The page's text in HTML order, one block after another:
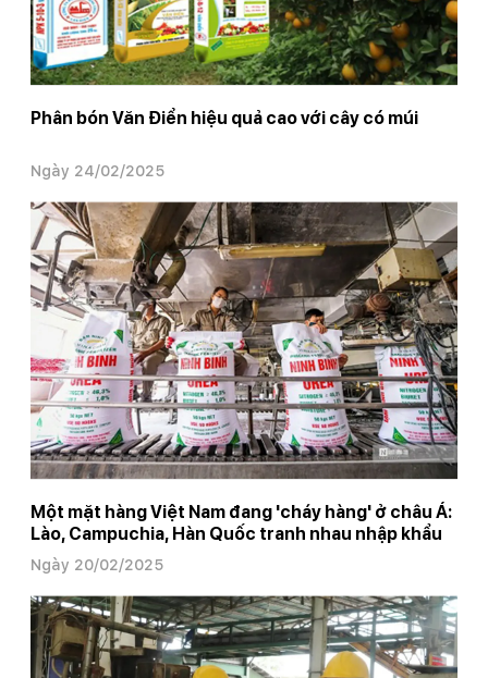
Phân bón Văn Điển hiệu quả cao với cây có múi
Ngày 24/02/2025
Một mặt hàng Việt Nam đang 'cháy hàng' ở châu Á:
Lào, Campuchia, Hàn Quốc tranh nhau nhập khẩu
Ngày 20/02/2025